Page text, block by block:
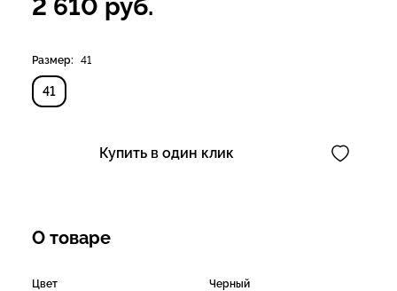
2 610 руб.
Размер: 41
41
Купить в один клик
О товаре
Цвет Черный